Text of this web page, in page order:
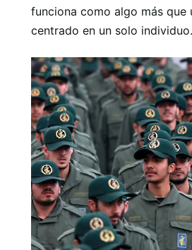
funciona como algo más que
centrado en un solo individuo.